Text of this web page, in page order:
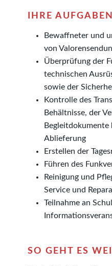
IHRE AUFGABEN
Bewaffneter und
von
Überprüfung der
technischen
sowie der
Kontrolle des
Behältnisse, der
Begleitdokumente
Ablieferung
Erstellen der
Führen des
Reinigung und
Service und
Teilnahme an
SO GEHT ES